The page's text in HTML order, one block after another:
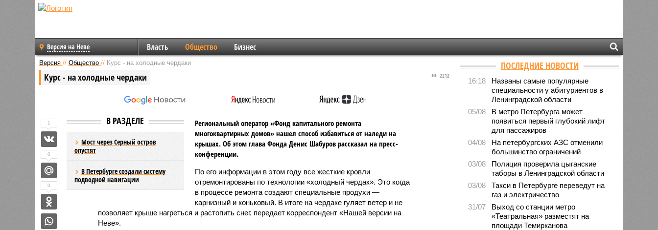
Версия на Неве Власть Общество Бизнес
Версия // Общество // Курс - на холодные чердаки
Курс - на холодные чердаки 2212
В РАЗДЕЛЕ
Мост через Серный остров
опустят
В Петербурге создали систему
подводной навигации
Региональный оператор «Фонд капитального ремонта
многоквартирных домов» нашел способ избавиться от наледи на
крышах. Об этом глава Фонда Денис Шабуров рассказал на пресс-
конференции.
По его информации в этом году все жесткие кровли
отремонтированы по технологии «холодный чердак». Это когда
в процессе ремонта создают специальные продухи —
карнизный и коньковый. В итоге на чердаке гуляет ветер и не
позволяет крыше нагреться и растопить снег, передает корреспондент «Нашей версии на
Неве».
1
0
0
ПОСЛЕДНИЕ НОВОСТИ
16:18
Названы самые популярные
специальности у абитуриентов в
Ленинградской области
05/08
В метро Петербурга может
появиться первый глубокий лифт
для пассажиров
04/08
На петербургских АЗС отменили
большинство ограничений
03/08
Полиция проверила цыганские
таборы в Ленинградской области
03/08
Такси в Петербурге переведут на
газ и электричество
31/07
Выход со станции метро
«Театральная» разместят на
площади Темирканова